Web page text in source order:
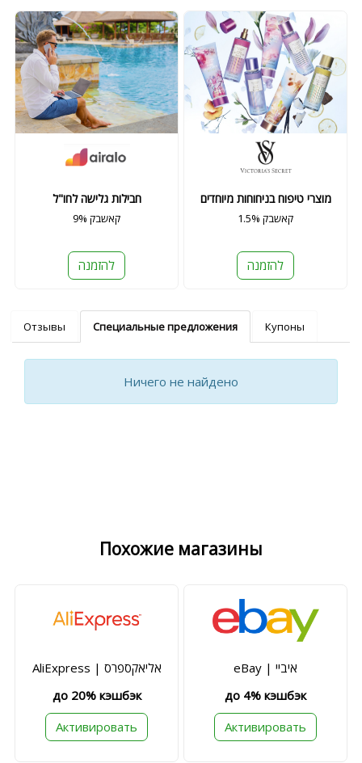
חבילות גלישה לחו"ל
9% קאשבק
להזמנה
מוצרי טיפוח בניחוחות מיוחדים
1.5% קאשבק
להזמנה
Отзывы Специальные предложения Купоны
Ничего не найдено
Похожие магазины
AliExpress | אליאקספרס
до 20% кэшбэк
Активировать
eBay | איביי
до 4% кэшбэк
Активировать